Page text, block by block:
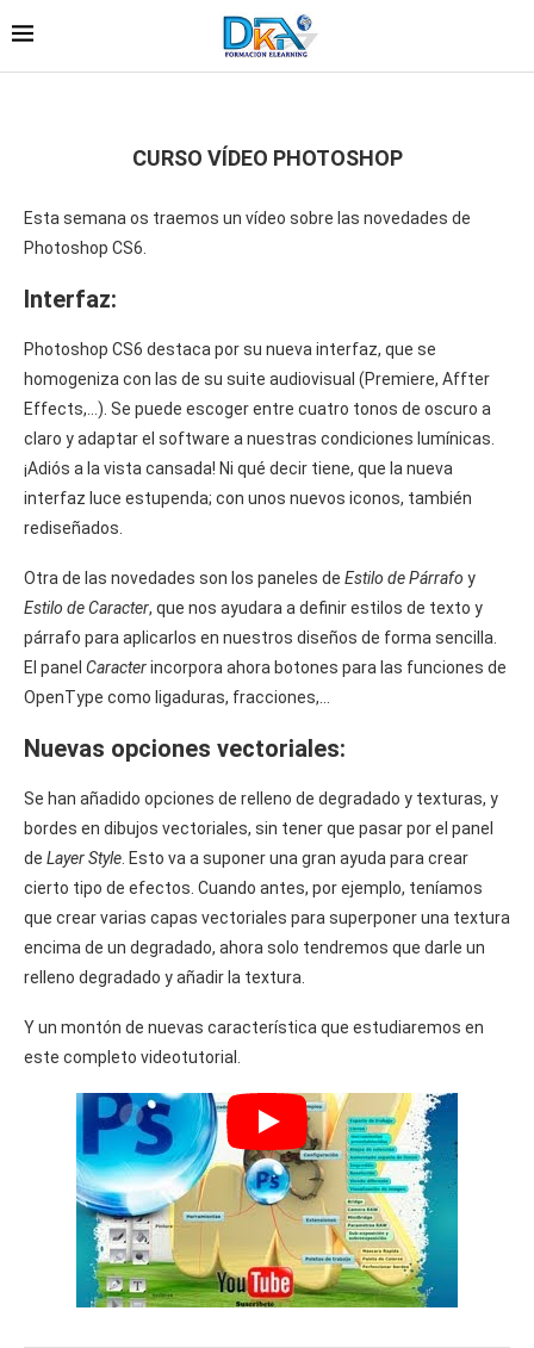
CURSO VÍDEO PHOTOSHOP
Esta semana os traemos un vídeo sobre las novedades de
Photoshop CS6.
Interfaz:
Photoshop CS6 destaca por su nueva interfaz, que se
homogeniza con las de su suite audiovisual (Premiere, Affter
Effects,…). Se puede escoger entre cuatro tonos de oscuro a
claro y adaptar el software a nuestras condiciones lumínicas.
¡Adiós a la vista cansada! Ni qué decir tiene, que la nueva
interfaz luce estupenda; con unos nuevos iconos, también
rediseñados.
Otra de las novedades son los paneles de Estilo de Párrafo y
Estilo de Caracter, que nos ayudara a definir estilos de texto y
párrafo para aplicarlos en nuestros diseños de forma sencilla.
El panel Caracterincorpora ahora botones para las funciones de
OpenType como ligaduras, fracciones,…
Nuevas opciones vectoriales:
Se han añadido opciones de relleno de degradado y texturas, y
bordes en dibujos vectoriales, sin tener que pasar por el panel
de Layer Style . Esto va a suponer una gran ayuda para crear
cierto tipo de efectos. Cuando antes, por ejemplo, teníamos
que crear varias capas vectoriales para superponer una textura
encima de un degradado, ahora solo tendremos que darle un
relleno degradado y añadir la textura.
Y un montón de nuevas característica que estudiaremos en
este completo videotutorial.